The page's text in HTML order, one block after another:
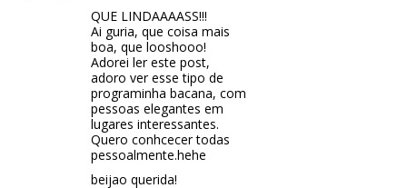
QUE LINDAAAASS!!!
Ai guria, que coisa mais
boa, que looshooo!
Adorei ler este post,
adoro ver esse tipo de
programinha bacana, com
pessoas elegantes em
lugares interessantes.
Quero conhcecer todas
pessoalmente.hehe
beijao querida!